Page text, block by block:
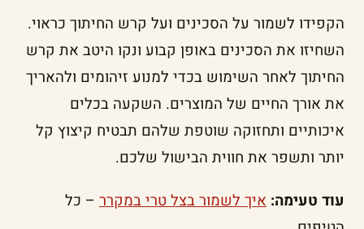
הקפידו לשמור על הסכינים ועל קרש החיתוך כראוי.
השחיזו את הסכינים באופן קבוע ונקו היטב את קרש
החיתוך לאחר השימוש בכדי למנוע זיהומים ולהאריך
את אורך החיים של המוצרים. השקעה בכלים
איכותיים ותחזוקה שוטפת שלהם תבטיח קיצוץ קל
יותר ותשפר את חווית הבישול שלכם.
עוד טעימה: איך לשמור בצל טרי במקרר – כל